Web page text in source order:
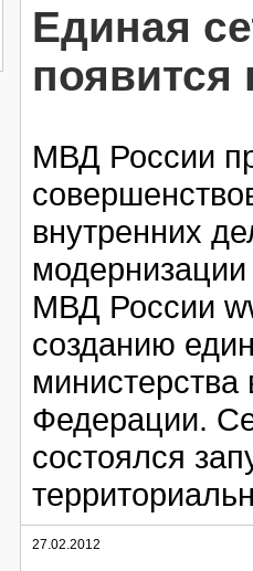
Единая
появится
МВД России
внутренних
МВД России
созданию
министерства
Федерации.
состоялся
27.02.2012